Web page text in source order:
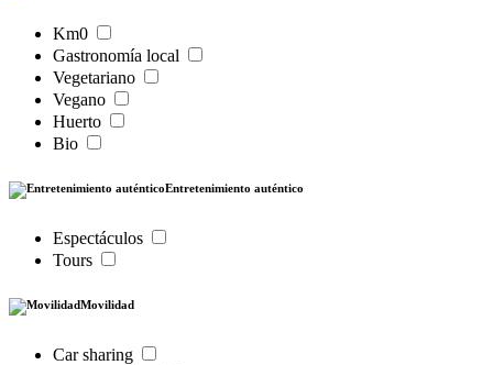
Km0
Gastronomía local
Vegetariano
Vegano
Huerto
Bio
Entretenimiento auténtico
Espectáculos
Tours
Movilidad
Car sharing